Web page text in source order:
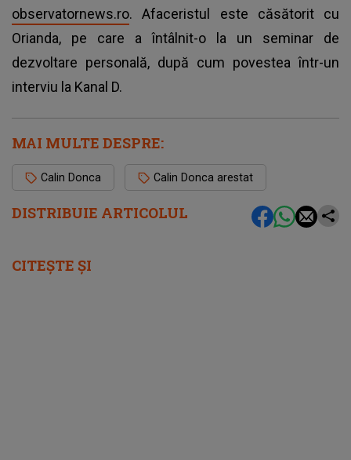
DISTRIBUIE ARTICOLUL
observatornews.ro. Afaceristul este căsătorit cu
Orianda, pe care a întâlnit-o la un seminar de
dezvoltare personală, după cum povestea într-un
interviu la Kanal D.
MAI MULTE DESPRE:
Calin Donca Calin Donca arestat
CITEȘTE ȘI